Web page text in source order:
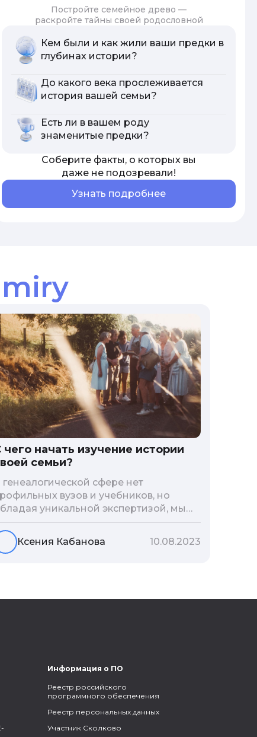
Постройте семейное древо —
раскройте тайны своей родословной
Кем были и как жили ваши предки в
глубинах истории?
До какого века прослеживается
история вашей семьи?
Есть ли в вашем роду
знаменитые предки?
Соберите факты, о которых вы
даже не подозревали!
Узнать подробнее
чего начать изучение истории
семьи?
генеалогической сфере нет
вузов и учебников, но
уникальной экспертизой, мы
авторскую методологию
архивно-генеалогических
ее мы закладываем и
Ксения Кабанова 10.08.2023
Информация о ПО
Реестр российского
программного обеспечения
Реестр персональных данных
Участник Сколково